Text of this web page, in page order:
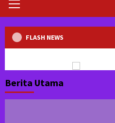
Menu
FLASH NEWS
PWI Sulsel
Berita Utama